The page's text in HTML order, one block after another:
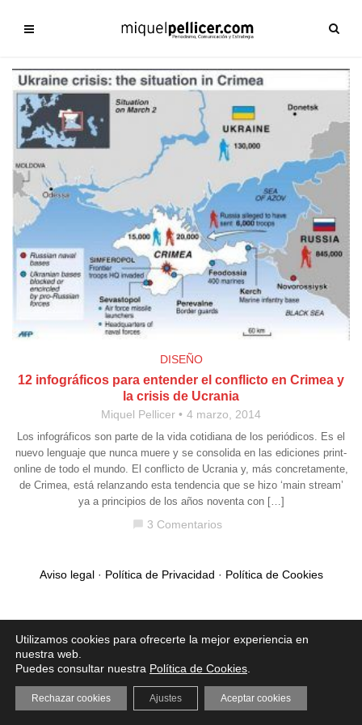
DISEÑO
12 infográficos para entender el conflicto en Crimea y
la crisis de Ucrania
Miquel Pellicer 4 marzo, 2014
Los infográficos son parte de la vida cotidiana de los periódicos. Es el
nuevo lenguaje que nunca muere y se consolida en las ediciones print-
online de todo el mundo. El conflicto de Ucrania y, más concretamente,
de Crimea, está relanzando esta tendencia que se hizo ‘main stream’
ya a principios de los años noventa con […]
chat_bubble 3 Comentarios
Aviso legal· Política de Privacidad · Política de Cookies
Utilizamos cookies para ofrecerte la mejor experiencia en
nuestra web.
Puedes consultar nuestra Política de Cookies
Aceptar cookies
Rechazar cookies Ajustes